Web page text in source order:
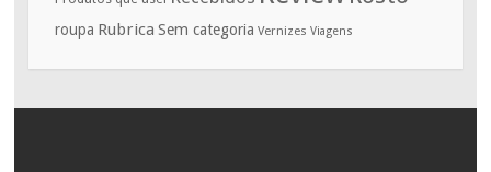
roupa Rubrica Sem categoria Vernizes Viagens